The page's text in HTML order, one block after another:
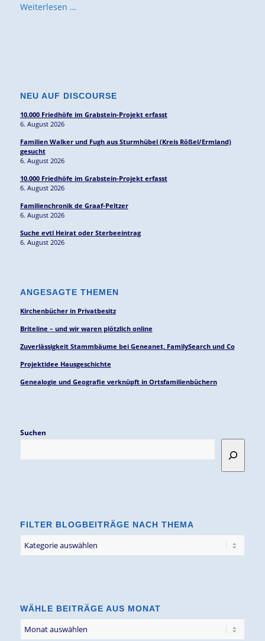
Weiterlesen …
NEU AUF DISCOURSE
10.000 Friedhöfe im Grabstein-Projekt erfasst
6. August 2026
Familien Walker und Fugh aus Sturmhübel (Kreis Rößel/Ermland)
gesucht
6. August 2026
10.000 Friedhöfe im Grabstein-Projekt erfasst
6. August 2026
Familienchronik de Graaf-Peltzer
6. August 2026
Suche evtl Heirat oder Sterbeeintrag
6. August 2026
ANGESAGTE THEMEN
Kirchenbücher in Privatbesitz
Briteline – und wir waren plötzlich online
Zuverlässigkeit Stammbäume bei Geneanet, FamilySearch und Co
Projektidee Hausgeschichte
Genealogie und Geografie verknüpft in Ortsfamilienbüchern
Suchen
FILTER BLOGBEITRÄGE NACH THEMA
Blogbeiträge
WÄHLE BEITRÄGE AUS MONAT